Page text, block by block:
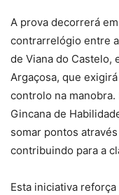
A prova decorrerá
contrarrelógio entre
de Viana do Castelo,
Argaçosa, que
controlo na
Gincana de
somar pontos
contribuindo para a
Esta iniciativa